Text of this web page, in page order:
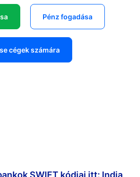
Pénz fogadása
cégek számára
SWIFT kódjai itt: India